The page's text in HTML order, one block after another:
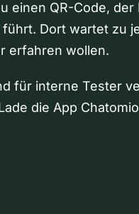
einen QR-Code, der
Dort wartet zu
erfahren wollen.
für interne Tester
die App